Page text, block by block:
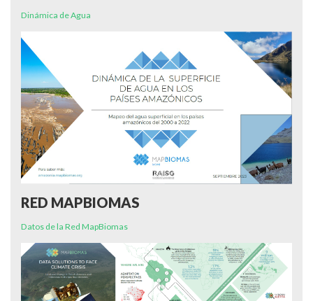
Dinámica de Agua
RED MAPBIOMAS
Datos de la Red MapBiomas